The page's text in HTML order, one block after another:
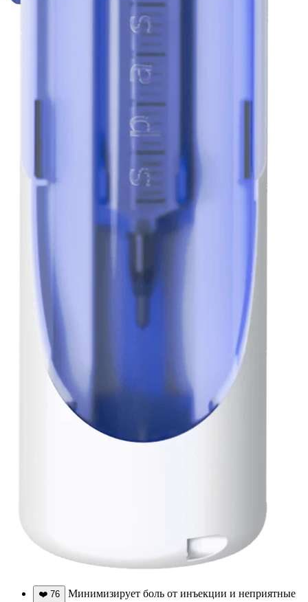
❤️ 76
Минимизирует боль от инъекции и неприятные